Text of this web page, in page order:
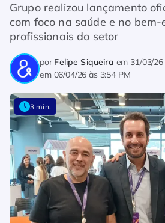
Grupo realizou lançamento
com foco na saúde e no bem-
profissionais do setor
por Felipe Siqueira em 31/03/
em 06/04/26 às 3:54 PM
3 min.